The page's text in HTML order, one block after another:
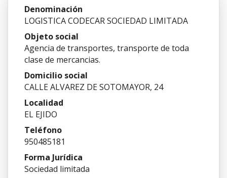
Denominación
LOGISTICA CODECAR SOCIEDAD LIMITADA
Objeto social
Agencia de transportes, transporte de toda
clase de mercancias.
Domicilio social
CALLE ALVAREZ DE SOTOMAYOR, 24
Localidad
EL EJIDO
Teléfono
950485181
Forma Jurídica
Sociedad limitada